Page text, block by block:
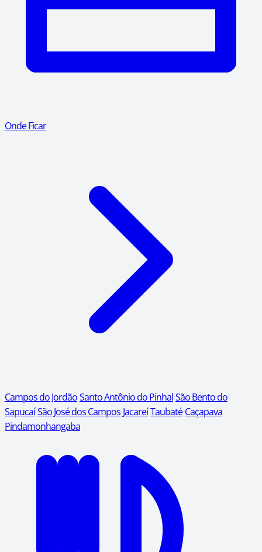
Onde Ficar
Campos do JordãoSanto Antônio do PinhalSão Bento do
SapucaíSão José dos Campos JacareíTaubaté Caçapava
Pindamonhangaba